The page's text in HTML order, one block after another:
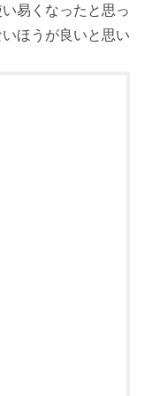
易くなったと思っ
ほうが良いと思い